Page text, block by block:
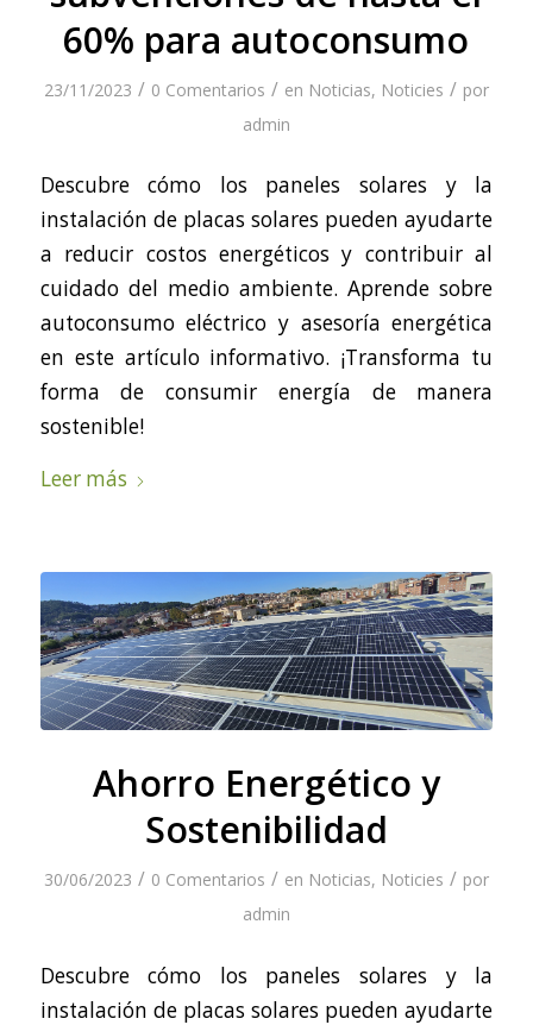
60% para autoconsumo
23/11/2023 / 0 Comentarios / en Noticias, Noticies / por
admin
Descubre cómo los paneles solares y la
instalación de placas solares pueden ayudarte
a reducir costos energéticos y contribuir al
cuidado del medio ambiente. Aprende sobre
autoconsumo eléctrico y asesoría energética
en este artículo informativo. ¡Transforma tu
forma de consumir energía de manera
sostenible!
Leer más
Ahorro Energético y
Sostenibilidad
30/06/2023 / 0 Comentarios / en Noticias, Noticies / por
admin
Descubre cómo los paneles solares y la
instalación de placas solares pueden ayudarte